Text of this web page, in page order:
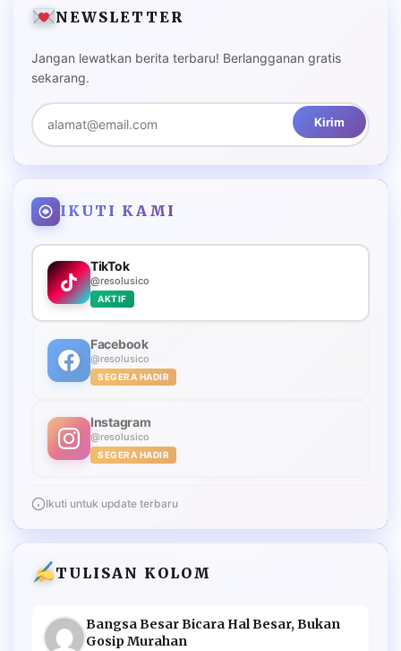
NEWSLETTER
Jangan lewatkan berita terbaru! Berlangganan gratis
sekarang.
Kirim
IKUTI KAMI
TikTok
@resolusico
AKTIF
Facebook
@resolusico
SEGERA HADIR
Instagram
@resolusico
SEGERA HADIR
Ikuti untuk update terbaru
TULISAN KOLOM
Bangsa Besar Bicara Hal Besar, Bukan
Gosip Murahan